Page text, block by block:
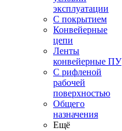
эксплуатации
С покрытием
Конвейерные
цепи
Ленты
конвейерные ПУ
С рифленой
рабочей
поверхностью
Общего
назначения
Ещё